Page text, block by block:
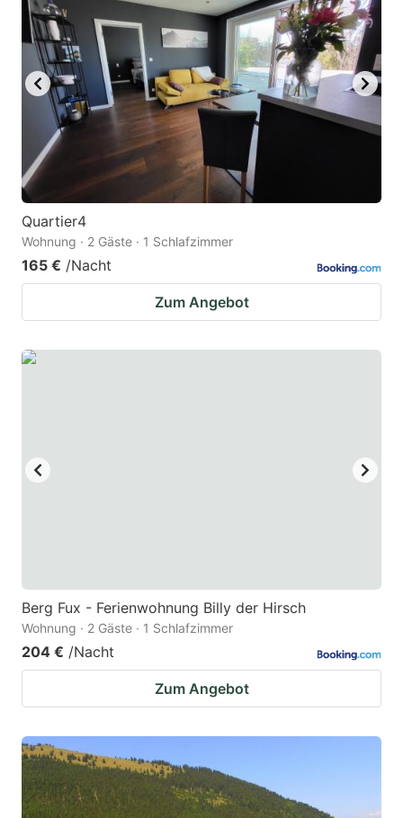
Quartier4
Wohnung · 2 Gäste · 1 Schlafzimmer
165 € /Nacht
Zum Angebot
Berg Fux - Ferienwohnung Billy der Hirsch
Wohnung · 2 Gäste · 1 Schlafzimmer
204 € /Nacht
Zum Angebot